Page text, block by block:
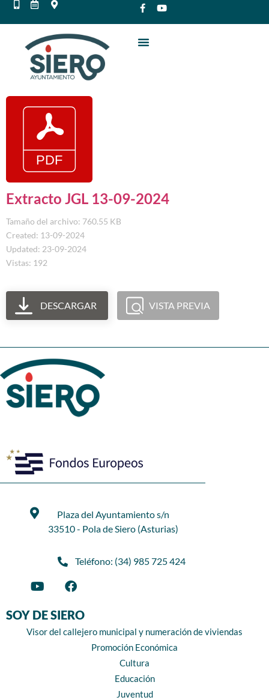
Extracto JGL 13-09-2024
Tamaño del archivo: 760.55 KB
Created: 13-09-2024
Updated: 23-09-2024
Vistas: 192
DESCARGAR VISTA PREVIA
Plaza del Ayuntamiento s/n
33510 - Pola de Siero (Asturias)
Teléfono: (34) 985 725 424
SOY DE SIERO
Visor del callejero municipal y numeración de viviendas
Promoción Económica
Cultura
Educación
Juventud